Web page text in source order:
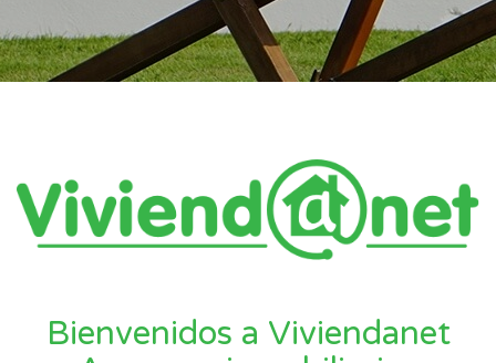
Bienvenidos a Viviendanet